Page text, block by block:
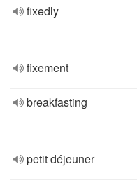
fixedly
fixement
breakfasting
petit déjeuner